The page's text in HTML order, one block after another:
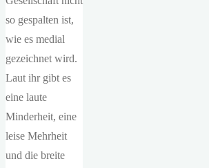
so gespalten ist,
wie es medial
gezeichnet wird.
Laut ihr gibt es
eine laute
Minderheit, eine
leise Mehrheit
und die breite